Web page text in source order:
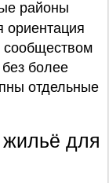
районы
ориентация
сообществом
более
отдельные
для